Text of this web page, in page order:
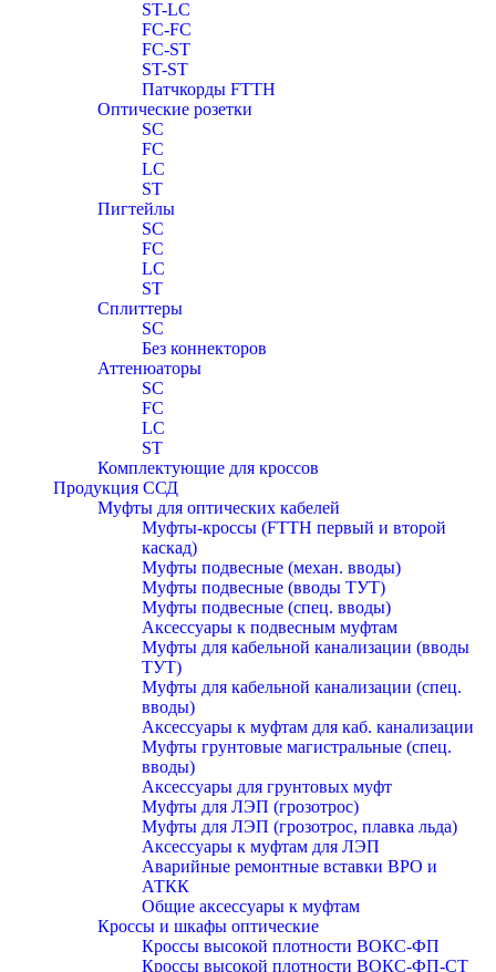
ST-LC
FC-FC
FC-ST
ST-ST
Патчкорды FTTH
Оптические розетки
SC
FC
LC
ST
Пигтейлы
SC
FC
LC
ST
Сплиттеры
SC
Без коннекторов
Аттенюаторы
SC
FC
LC
ST
Комплектующие для кроссов
Продукция ССД
Муфты для оптических кабелей
Муфты-кроссы (FTTH первый и второй
каскад)
Муфты подвесные (механ. вводы)
Муфты подвесные (вводы ТУТ)
Муфты подвесные (спец. вводы)
Аксессуары к подвесным муфтам
Муфты для кабельной канализации (вводы
ТУТ)
Муфты для кабельной канализации (спец.
вводы)
Аксессуары к муфтам для каб. канализации
Муфты грунтовые магистральные (спец.
вводы)
Аксессуары для грунтовых муфт
Муфты для ЛЭП (грозотрос)
Муфты для ЛЭП (грозотрос, плавка льда)
Аксессуары к муфтам для ЛЭП
Аварийные ремонтные вставки ВРО и
АТКК
Общие аксессуары к муфтам
Кроссы и шкафы оптические
Кроссы высокой плотности ВОКС-ФП
Кроссы высокой плотности ВОКС-ФП-СТ